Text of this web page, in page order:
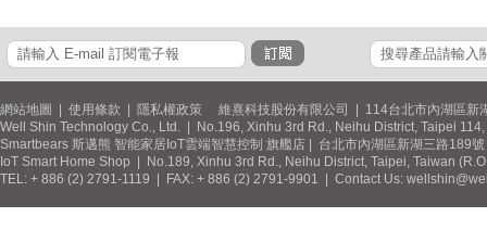
網站地圖 使用條款 隱私權政策 維熹科技股份有限公司 | 114台北市內湖區新
Well Shin Technology Co., Ltd. | No.196, Xinhu 3rd Rd., Neihu District, Taipei
Smartbears 斯邁熊 智能家居IoT雲端智慧控制 旗艦店 | 台北市內湖區新湖三路189
IoT Smart Home Shop | No.189, Xinhu 3rd Rd., Neihu District, Taipei, Taiwan
TEL: + 886 (2) 2791-1119 | FAX: + 886 (2) 2791-9901 | Contact Us: